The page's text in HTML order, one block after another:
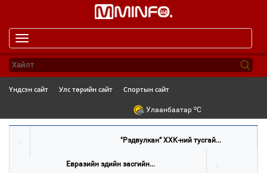
navigation
Үндсэн сайт Улс төрийн сайт Спортын сайт
Улаанбаатар oC
"Рэдвулкан” ХХК-ний тусгай...
Евразийн эдийн засгийн...